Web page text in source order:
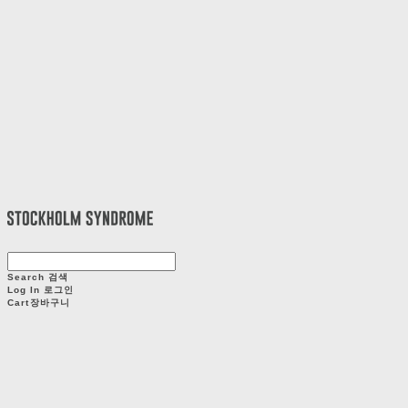
Search 검색
Log In 로그인
Cart장바구니